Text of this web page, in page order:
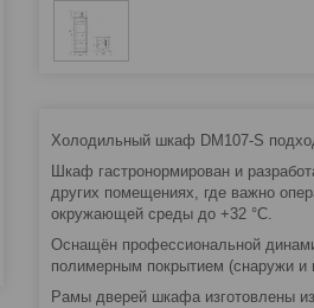
Холодильный шкаф DM107-S
Шкаф гастронормирован и
других помещениях, где важно
окружающей среды до +32 °С.
Оснащён профессиональной
полимерным покрытием (снаружи и
Рамы дверей шкафа изготовлены